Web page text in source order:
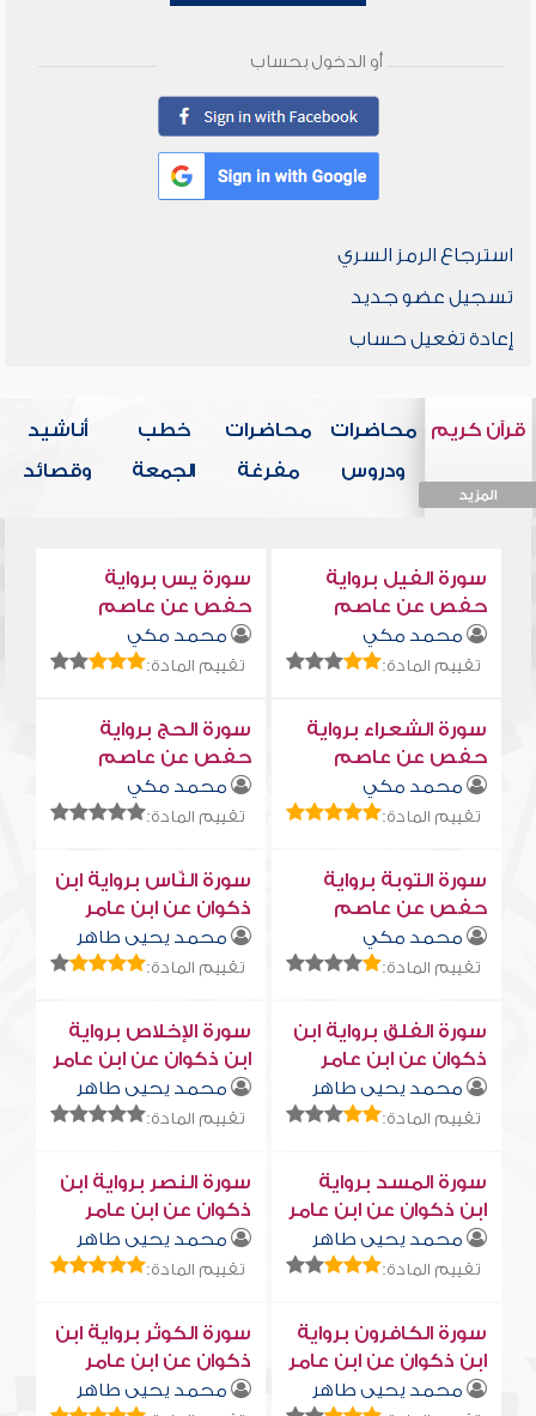
أو الدخول بحساب
استرجاع الرمز السري
تسجيل عضو جديد
إعادة تفعيل حساب
قرآن كريم
المزيد
محاضرات
ودروس
محاضرات
مفرغة
خطب
الجمعة
أناشيد
وقصائد
سورة الفيل برواية
حفص عن عاصم
محمد مكي
تقييم المادة:
سورة يس برواية
حفص عن عاصم
محمد مكي
تقييم المادة:
سورة الشعراء برواية
حفص عن عاصم
محمد مكي
تقييم المادة:
سورة الحج برواية
حفص عن عاصم
محمد مكي
تقييم المادة:
سورة التوبة برواية
حفص عن عاصم
محمد مكي
تقييم المادة:
سورة النّاس برواية ابن
ذكوان عن ابن عامر
محمد يحيى طاهر
تقييم المادة:
سورة الفلق برواية ابن
ذكوان عن ابن عامر
محمد يحيى طاهر
تقييم المادة:
سورة الإخلاص برواية
ابن ذكوان عن ابن عامر
محمد يحيى طاهر
تقييم المادة:
سورة المسد برواية
ابن ذكوان عن ابن عامر
محمد يحيى طاهر
تقييم المادة:
سورة النصر برواية ابن
ذكوان عن ابن عامر
محمد يحيى طاهر
تقييم المادة:
سورة الكافرون برواية
ابن ذكوان عن ابن عامر
محمد يحيى طاهر
سورة الكوثر برواية ابن
ذكوان عن ابن عامر
محمد يحيى طاهر